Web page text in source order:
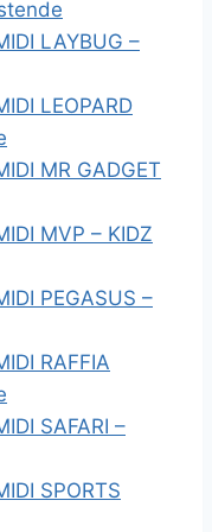
LAYBUG –
LEOPARD
MR GADGET
MVP – KIDZ
PEGASUS –
RAFFIA
SAFARI –
SPORTS